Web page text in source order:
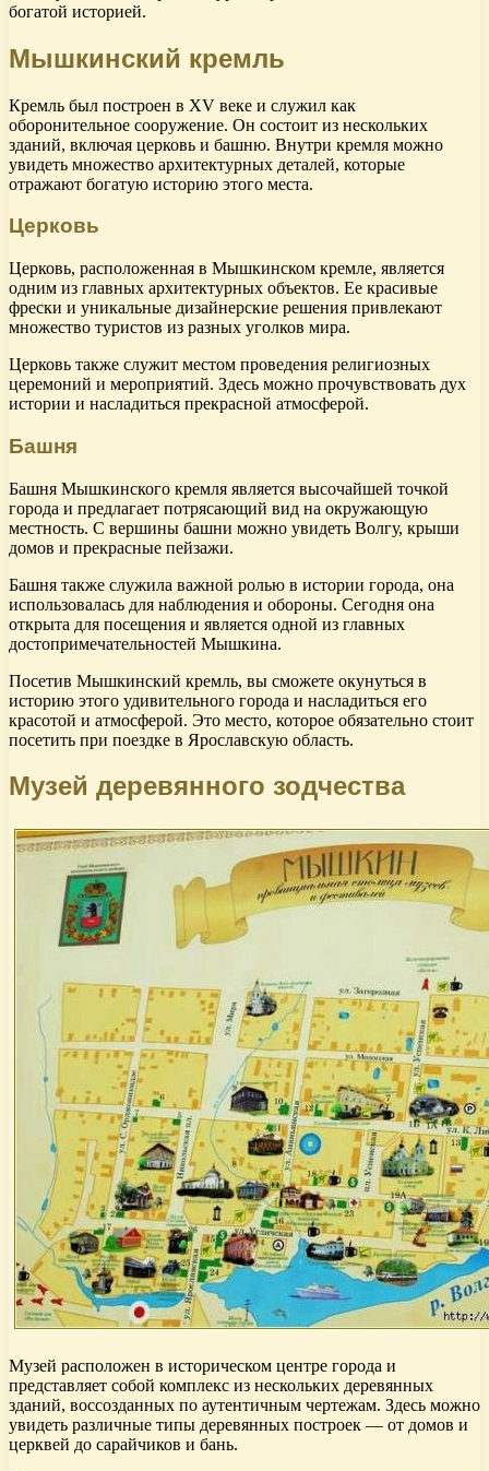
богатой историей.
Мышкинский кремль
Кремль был построен в XV веке и служил как
оборонительное сооружение. Он состоит из нескольких
зданий, включая церковь и башню. Внутри кремля можно
увидеть множество архитектурных деталей, которые
отражают богатую историю этого места.
Церковь
Церковь, расположенная в Мышкинском кремле, является
одним из главных архитектурных объектов. Ее красивые
фрески и уникальные дизайнерские решения привлекают
множество туристов из разных уголков мира.
Церковь также служит местом проведения религиозных
церемоний и мероприятий. Здесь можно прочувствовать дух
истории и насладиться прекрасной атмосферой.
Башня
Башня Мышкинского кремля является высочайшей точкой
города и предлагает потрясающий вид на окружающую
местность. С вершины башни можно увидеть Волгу, крыши
домов и прекрасные пейзажи.
Башня также служила важной ролью в истории города, она
использовалась для наблюдения и обороны. Сегодня она
открыта для посещения и является одной из главных
достопримечательностей Мышкина.
Посетив Мышкинский кремль, вы сможете окунуться в
историю этого удивительного города и насладиться его
красотой и атмосферой. Это место, которое обязательно стоит
посетить при поездке в Ярославскую область.
Музей деревянного зодчества
Музей расположен в историческом центре города и
представляет собой комплекс из нескольких деревянных
зданий, воссозданных по аутентичным чертежам. Здесь можно
увидеть различные типы деревянных построек — от домов и
церквей до сарайчиков и бань.